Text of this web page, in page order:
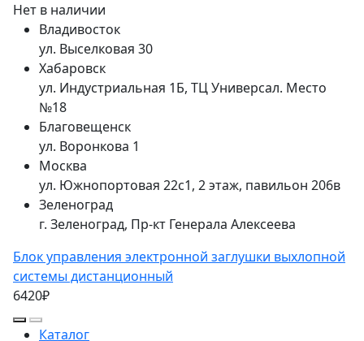
Нет в наличии
Владивосток
ул. Выселковая 30
Хабаровск
ул. Индустриальная 1Б, ТЦ Универсал. Место
№18
Благовещенск
ул. Воронкова 1
Москва
ул. Южнопортовая 22с1, 2 этаж, павильон 206в
Зеленоград
г. Зеленоград, Пр-кт Генерала Алексеева
Блок управления электронной заглушки выхлопной
системы дистанционный
6420₽
Каталог